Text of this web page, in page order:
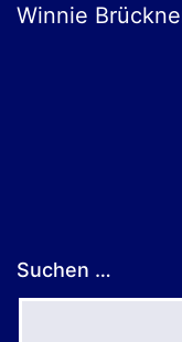
Winnie
Suchen …